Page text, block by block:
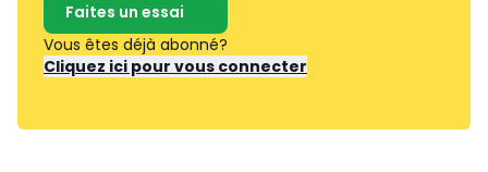
Faites un essai
Vous êtes déjà abonné?
Cliquez ici pour vous connecter